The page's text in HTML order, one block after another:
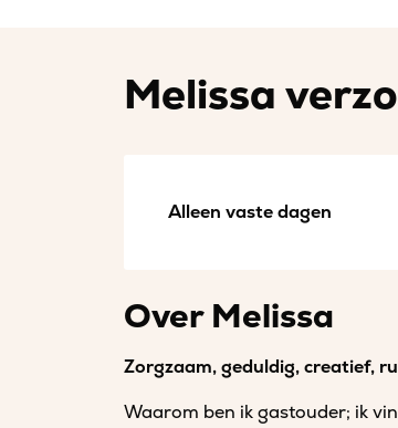
Melissa
Alleen vaste dagen
Over Melissa
Zorgzaam, geduldig, creatief,
Waarom ben ik gastouder; ik